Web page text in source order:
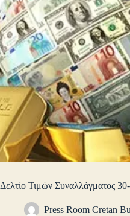
Δελτίο Τιμών Συναλλάγματος
Press Room Cretan